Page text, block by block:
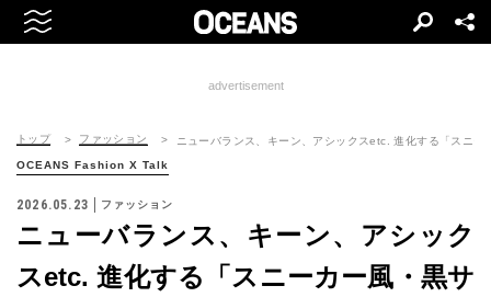
advertisement
トップ ファッション ニューバランス、キーン、アシックスetc. 進化する「スニ
OCEANS Fashion X Talk
2026.05.23 ファッション
ニューバランス、キーン、アシック
スetc. 進化する「スニーカー風・黒サ